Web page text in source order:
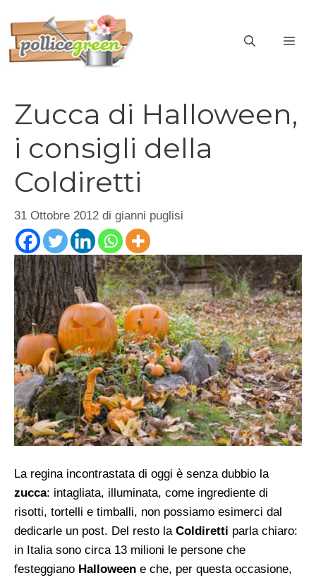
contenuto
Zucca di Halloween,
i consigli della
Coldiretti
31 Ottobre 2012 di gianni puglisi
La regina incontrastata di oggi è senza dubbio la
zucca: intagliata, illuminata, come ingrediente di
risotti, tortelli e timballi, non possiamo esimerci dal
dedicarle un post. Del resto la Coldiretti parla chiaro:
in Italia sono circa 13 milioni le persone che
festeggiano Halloween e che, per questa occasione,